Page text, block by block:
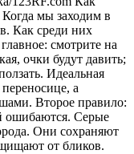
мы заходим в
Как среди них
смотрите на
очки будут давить;
Идеальная
а
Второе правило:
ошибаются. Серые
Они сохраняют
от бликов.